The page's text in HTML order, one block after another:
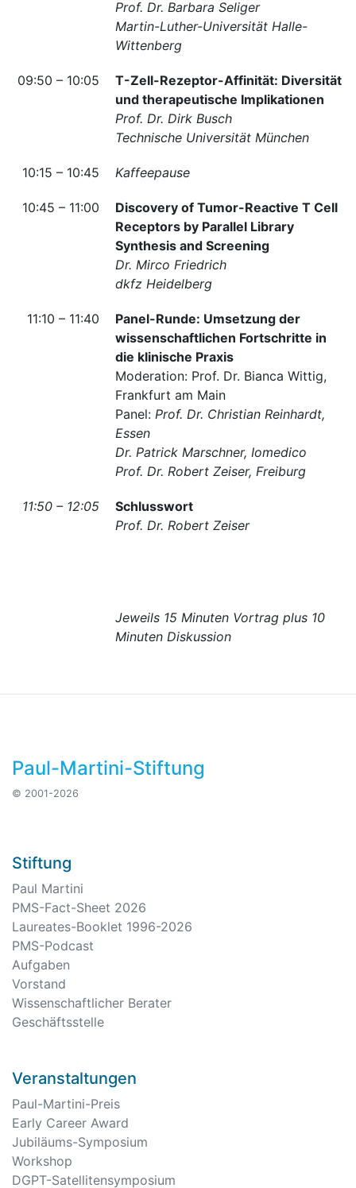
Prof. Dr. Barbara Seliger
Martin-Luther-Universität Halle-
Wittenberg
09:50 – 10:05
T-Zell-Rezeptor-Affinität: Diversität
und therapeutische Implikationen
Prof. Dr. Dirk Busch
Technische Universität München
10:15 – 10:45 Kaffeepause
10:45 – 11:00
Discovery of Tumor-Reactive T Cell
Receptors by Parallel Library
Synthesis and Screening
Dr. Mirco Friedrich
dkfz Heidelberg
11:10 – 11:40
Panel-Runde: Umsetzung der
wissenschaftlichen Fortschritte in
die klinische Praxis
Moderation: Prof. Dr. Bianca Wittig,
Frankfurt am Main
Panel: Prof. Dr. Christian Reinhardt,
Essen
Dr. Patrick Marschner, Iomedico
Prof. Dr. Robert Zeiser, Freiburg
11:50 – 12:05
Schlusswort
Prof. Dr. Robert Zeiser
Jeweils 15 Minuten Vortrag plus 10
Minuten Diskussion
Paul-Martini-Stiftung
© 2001-2026
Stiftung
Paul Martini
PMS-Fact-Sheet 2026
Laureates-Booklet 1996-2026
PMS-Podcast
Aufgaben
Vorstand
Wissenschaftlicher Berater
Geschäftsstelle
Veranstaltungen
Paul-Martini-Preis
Early Career Award
Jubiläums-Symposium
Workshop
DGPT-Satellitensymposium